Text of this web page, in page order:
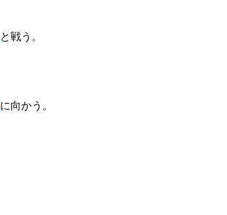
と戦う。
に向かう。